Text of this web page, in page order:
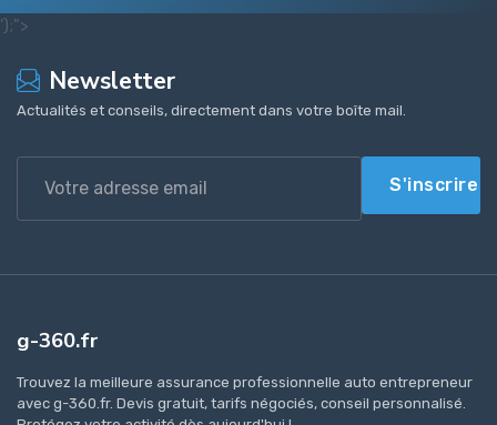
');">
Newsletter
Actualités et conseils, directement dans votre boîte mail.
S'inscrire
g-360.fr
Trouvez la meilleure assurance professionnelle auto entrepreneur
avec g-360.fr. Devis gratuit, tarifs négociés, conseil personnalisé.